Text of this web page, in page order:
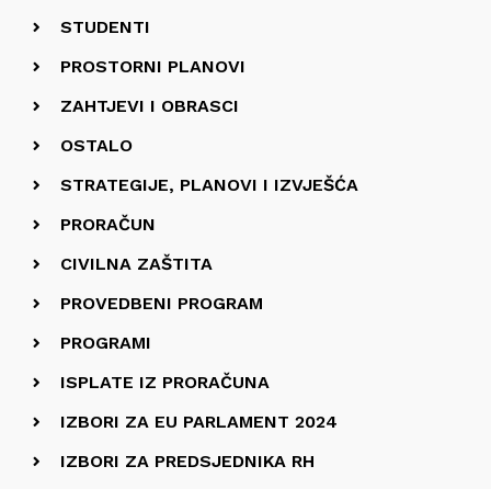
STUDENTI
PROSTORNI PLANOVI
ZAHTJEVI I OBRASCI
OSTALO
STRATEGIJE, PLANOVI I IZVJEŠĆA
PRORAČUN
CIVILNA ZAŠTITA
PROVEDBENI PROGRAM
PROGRAMI
ISPLATE IZ PRORAČUNA
IZBORI ZA EU PARLAMENT 2024
IZBORI ZA PREDSJEDNIKA RH